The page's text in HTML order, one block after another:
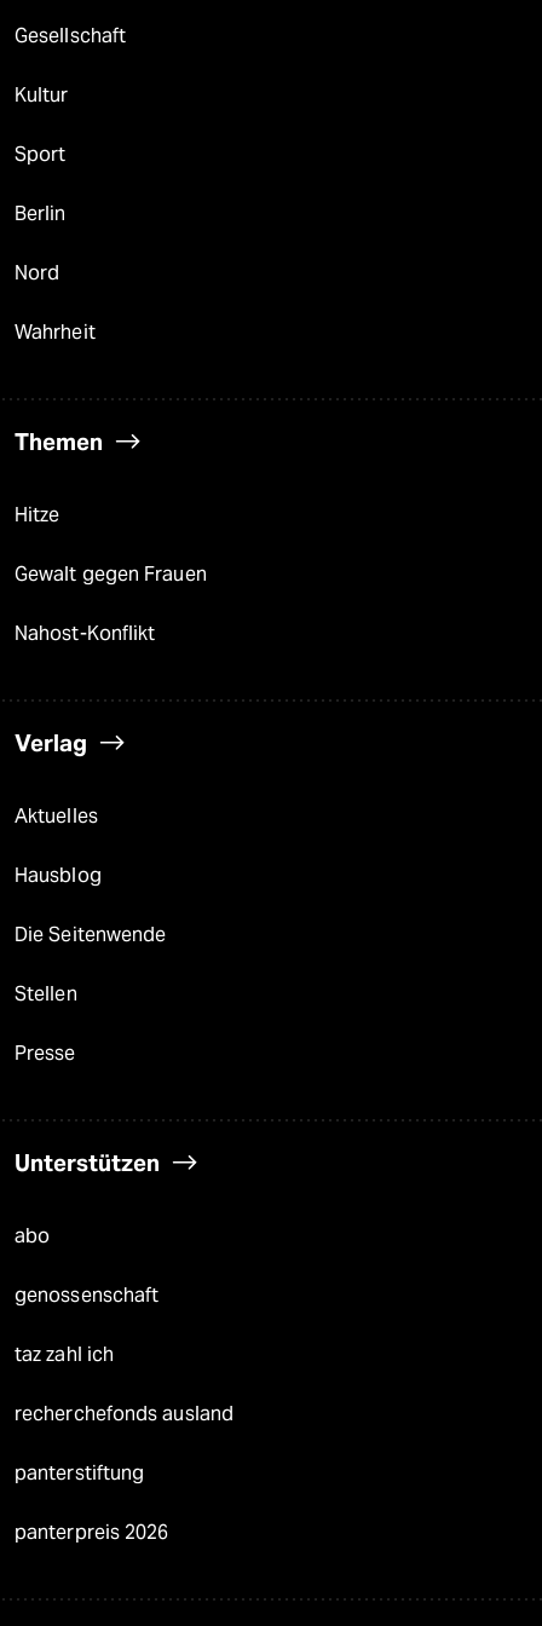
wahrheit
verlag
verlag
veranstaltungen
unterstützen
abo
genossenschaft
Gesellschaft
Kultur
Sport
Berlin
Nord
Wahrheit
Themen
Hitze
Gewalt gegen Frauen
Nahost-Konflikt
Verlag
Aktuelles
Hausblog
Die Seitenwende
Stellen
Presse
Unterstützen
abo
genossenschaft
taz zahl ich
recherchefonds ausland
panterstiftung
panterpreis 2026